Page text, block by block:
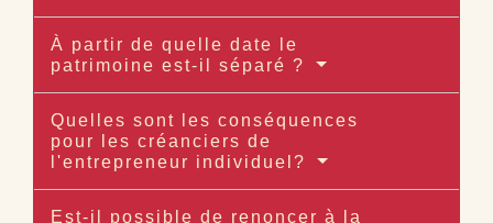
À partir de quelle date le
patrimoine est-il séparé ?
Quelles sont les conséquences
pour les créanciers de
l'entrepreneur individuel?
Est-il possible de renoncer à la